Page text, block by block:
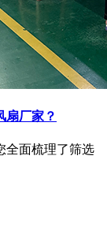
扇厂家？
全面梳理了筛选